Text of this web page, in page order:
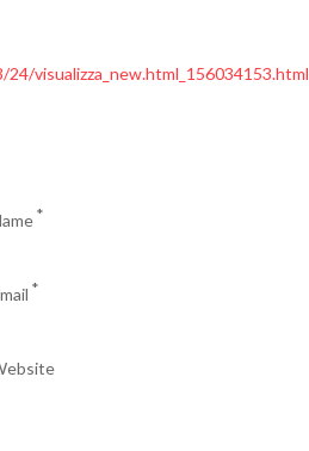
visualizza_new.html_156034153.html
*
*